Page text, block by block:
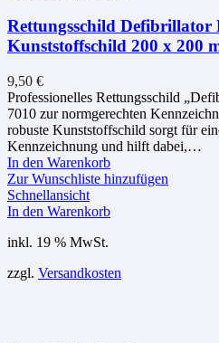
Rettungsschild Defibrillator
Kunststoffschild 200 x 200
9,50 €
Professionelles Rettungsschild
7010 zur normgerechten
robuste Kunststoffschild sorgt für
Kennzeichnung und hilft dabei,…
In den Warenkorb
Zur Wunschliste hinzufügen
Schnellansicht
In den Warenkorb
inkl. 19 % MwSt.
zzgl. Versandkosten